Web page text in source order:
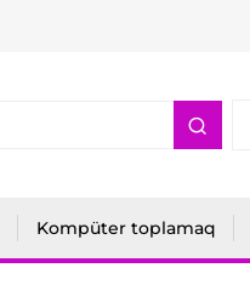
Kompüter toplamaq